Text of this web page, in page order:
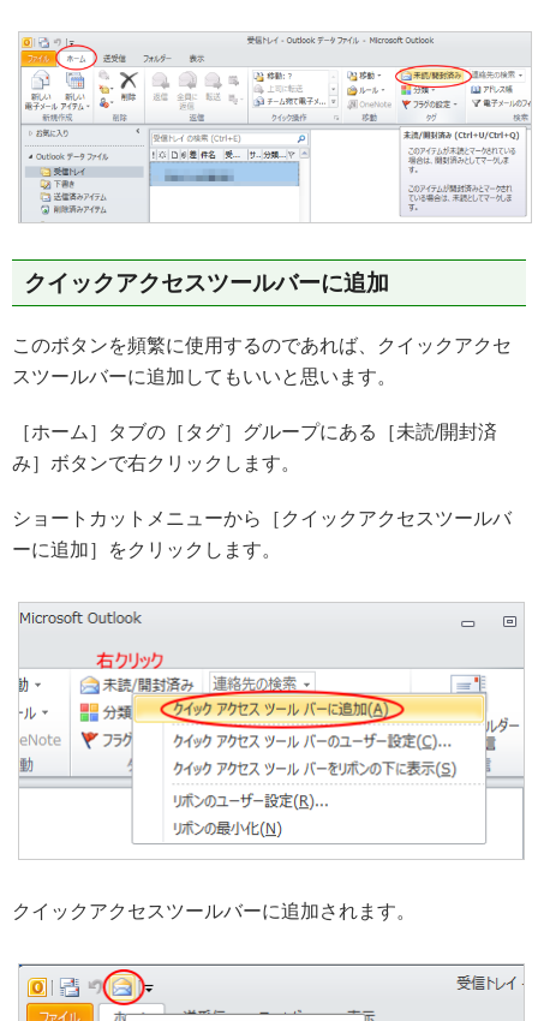
クイックアクセスツールバーに追加
このボタンを頻繁に使用するのであれば、クイックアクセ
スツールバーに追加してもいいと思います。
［ホーム］タブの［タグ］グループにある［未読/開封済
み］ボタンで右クリックします。
ショートカットメニューから［クイックアクセスツールバ
ーに追加］をクリックします。
クイックアクセスツールバーに追加されます。